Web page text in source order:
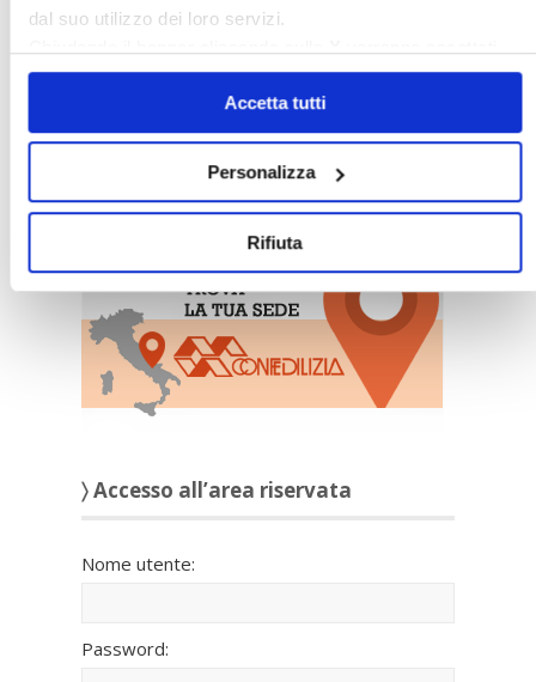
dal suo utilizzo dei loro servizi.
solo i cookie necessari.
Accetta tutti
Personalizza
Rifiuta
〉 Sedi Territoriali
〉 Accesso all’area riservata
Nome utente:
Password: